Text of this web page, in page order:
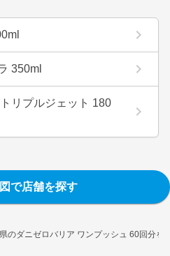
のダニゼロバリア ワンプッシュ 60回分を
350ml
リプルジェット 180
で店舗を探す